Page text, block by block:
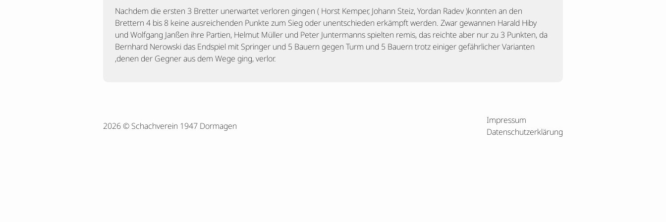
Nachdem die ersten 3 Bretter unerwartet verloren gingen ( Horst Kemper, Johann Steiz, Yordan Radev )konnten an den
Brettern 4 bis 8 keine ausreichenden Punkte zum Sieg oder unentschieden erkämpft werden. Zwar gewannen Harald Hiby
und Wolfgang Janßen ihre Partien, Helmut Müller und Peter Juntermanns spielten remis, das reichte aber nur zu 3 Punkten, da
Bernhard Nerowski das Endspiel mit Springer und 5 Bauern gegen Turm und 5 Bauern trotz einiger gefährlicher Varianten
,denen der Gegner aus dem Wege ging, verlor.
2026 © Schachverein 1947 Dormagen
Impressum
Datenschutzerklärung